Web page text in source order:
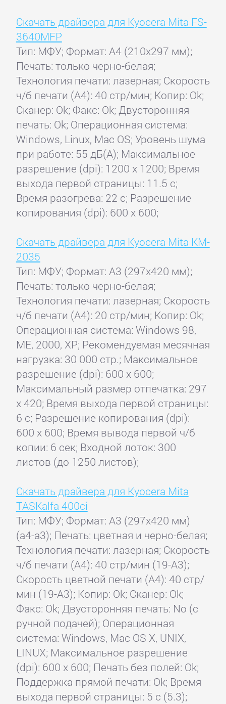
Скачать драйвера для Kyocera Mita FS-
3640MFP
Тип: МФУ; Формат: A4 (210x297 мм);
Печать: только черно-белая;
Технология печати: лазерная; Скорость
ч/б печати (А4): 40 стр/мин; Копир: Ok;
Сканер: Ok; Факс: Ok; Двусторонняя
печать: Ok; Операционная система:
Windows, Linux, Mac OS; Уровень шума
при работе: 55 дБ(А); Максимальное
разрешение (dpi): 1200 x 1200; Время
выхода первой страницы: 11.5 с;
Время разогрева: 22 с; Разрешение
копирования (dpi): 600 x 600;
Скачать драйвера для Kyocera Mita KM-
2035
Тип: МФУ; Формат: A3 (297x420 мм);
Печать: только черно-белая;
Технология печати: лазерная; Скорость
ч/б печати (А4): 20 стр/мин; Копир: Ok;
Операционная система: Windows 98,
ME, 2000, XP; Рекомендуемая месячная
нагрузка: 30 000 стр.; Максимальное
разрешение (dpi): 600 x 600;
Максимальный размер отпечатка: 297
x 420; Время выхода первой страницы:
6 с; Разрешение копирования (dpi):
600 x 600; Время вывода первой ч/б
копии: 6 сек; Входной лоток: 300
листов (до 1250 листов);
Скачать драйвера для Kyocera Mita
TASKalfa 400ci
Тип: МФУ; Формат: A3 (297x420 мм)
(a4-a3); Печать: цветная и черно-белая;
Технология печати: лазерная; Скорость
ч/б печати (А4): 40 стр/мин (19-A3);
Скорость цветной печати (А4): 40 стр/
мин (19-A3); Копир: Ok; Сканер: Ok;
Факс: Ok; Двусторонняя печать: No (с
ручной подачей); Операционная
система: Windows, Mac OS X, UNIX,
LINUX; Максимальное разрешение
(dpi): 600 x 600; Печать без полей: Ok;
Поддержка прямой печати: Ok; Время
выхода первой страницы: 5 с (5.3);